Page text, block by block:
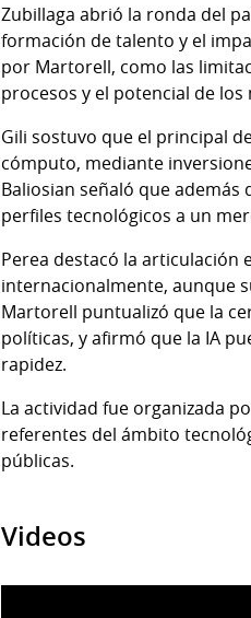
Zubillaga abrió la ronda del
formación de talento y el
por Martorell, como las
procesos y el potencial de
Gili sostuvo que el principal
cómputo, mediante
Baliosian señaló que
perfiles tecnológicos a un
Perea destacó la articulación
internacionalmente, aunque
Martorell puntualizó que la
políticas, y afirmó que la IA
rapidez.
La actividad fue organizada
referentes del ámbito
públicas.
Videos